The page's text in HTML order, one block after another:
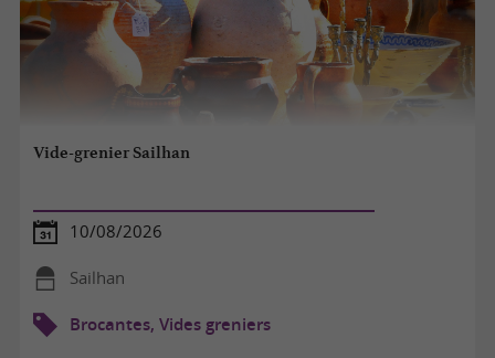
Vide-grenier Sailhan
10/08/2026
Sailhan
Brocantes, Vides greniers